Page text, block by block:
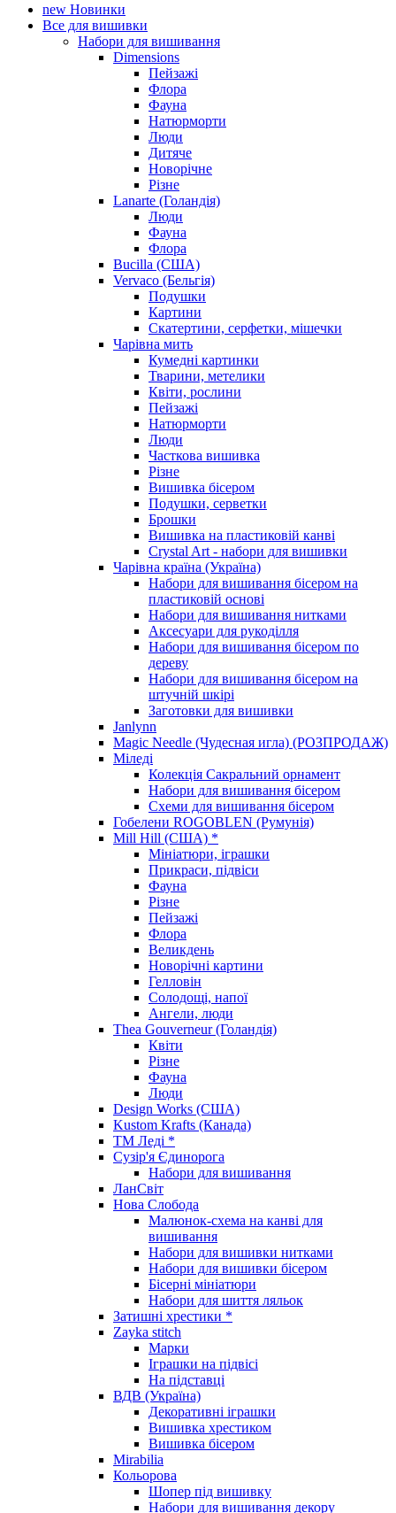
new Новинки
Все для вишивки
Набори для вишивання
Dimensions
Пейзажі
Флора
Фауна
Натюрморти
Люди
Дитяче
Новорічне
Різне
Lanarte (Голандія)
Люди
Фауна
Флора
Bucilla (США)
Vervaco (Бельгія)
Подушки
Картини
Скатертини, серфетки, мішечки
Чарiвна мить
Кумедні картинки
Тварини, метелики
Квіти, рослини
Пейзажі
Натюрморти
Люди
Часткова вишивка
Різне
Вишивка бісером
Подушки, серветки
Брошки
Вишивка на пластиковій канві
Crystal Art - набори для вишивки
Чарівна країна (Україна)
Набори для вишивання бісером на
пластиковій основі
Набори для вишивання нитками
Аксесуари для рукоділля
Набори для вишивання бісером по
дереву
Набори для вишивання бісером на
штучній шкірі
Заготовки для вишивки
Janlynn
Magic Needle (Чудесная игла) (РОЗПРОДАЖ)
Міледі
Колекція Сакральний орнамент
Набори для вишивання бісером
Схеми для вишивання бісером
Гобелени ROGOBLEN (Румунія)
Mill Hill (США) *
Мініатюри, іграшки
Прикраси, підвіси
Фауна
Різне
Пейзажі
Флора
Великдень
Новорічні картини
Гелловін
Солодощі, напої
Ангели, люди
Thea Gouverneur (Голандія)
Квіти
Різне
Фауна
Люди
Design Works (США)
Kustom Krafts (Канада)
ТМ Леді *
Сузір'я Єдинорога
Набори для вишивання
ЛанСвіт
Нова Слобода
Малюнок-схема на канві для
вишивання
Набори для вишивки нитками
Набори для вишивки бісером
Бісерні мініатюри
Набори для шиття ляльок
Затишні хрестики *
Zayka stitch
Марки
Іграшки на підвісі
На підставці
ВДВ (Україна)
Декоративні іграшки
Вишивка хрестиком
Вишивка бісером
Mirabilia
Кольорова
Шопер під вишивку
Набори для вишивання декору